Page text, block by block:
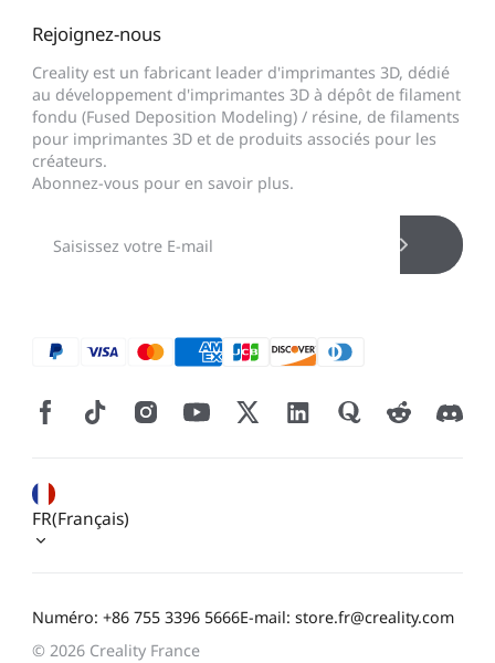
Rejoignez-nous
Creality est un fabricant leader d'imprimantes 3D, dédié
au développement d'imprimantes 3D à dépôt de filament
fondu (Fused Deposition Modeling) / résine, de filaments
pour imprimantes 3D et de produits associés pour les
créateurs.
Abonnez-vous pour en savoir plus.
Numéro: +86 755 3396 5666E-mail: store.fr@creality.com
FR(Français)
© 2026 Creality France